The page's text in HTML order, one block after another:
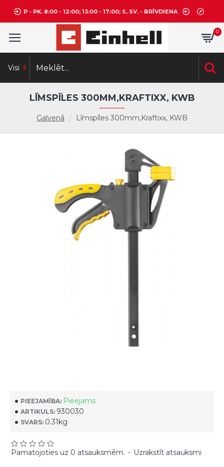
P - PK. 8:00 - 12:00; 13:00 - 17:00; S, SV. - BRĪVDIENA
0
Visi
Galvenā Līmspīles 300mm,Kraftixx, KWB
LĪMSPĪLES 300MM,KRAFTIXX, KWB
PIEEJAMĪBA: Pieejams
ARTIKULS: 930030
SVARS: 0.31kg
Pamatojoties uz 0 atsauksmēm. - Uzrakstīt atsauksmi